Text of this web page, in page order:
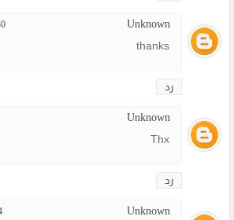
Unknown 30 أكتوبر
thanks
رد
Unknown
Thx
رد
Unknown
14